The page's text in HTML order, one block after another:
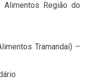
Região do
Tramandaí) –